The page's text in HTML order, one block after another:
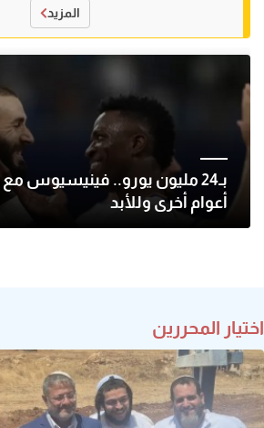
المزيد
أعوام أخرى وللأبد
اختيار المحررين